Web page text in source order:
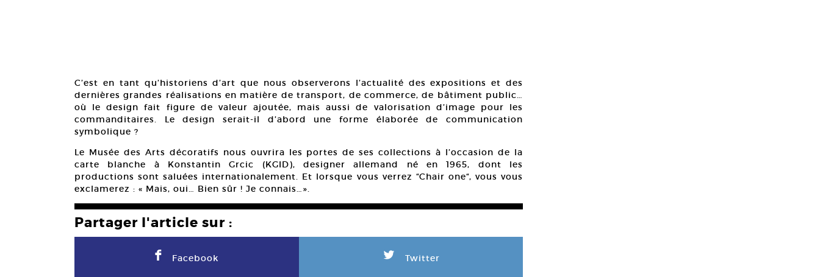
C’est en tant qu’historiens d’art que nous observerons l’actualité des expositions et des
dernières grandes réalisations en matière de transport, de commerce, de bâtiment public…
où le design fait figure de valeur ajoutée, mais aussi de valorisation d’image pour les
commanditaires. Le design serait-il d’abord une forme élaborée de communication
symbolique ?
Le Musée des Arts décoratifs nous ouvrira les portes de ses collections à l’occasion de la
carte blanche à Konstantin Grcic (KGID), designer allemand né en 1965, dont les
productions sont saluées internationalement. Et lorsque vous verrez “Chair one“, vous vous
exclamerez : « Mais, oui… Bien sûr ! Je connais…».
Partager l'article sur :
F Facebook L Twitter